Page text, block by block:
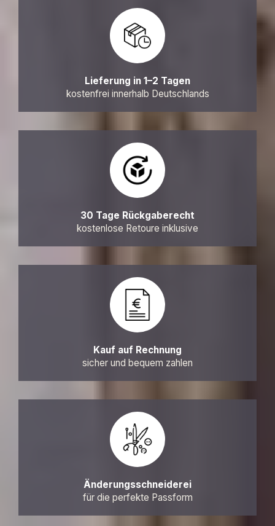
Lieferung in 1–2 Tagen
kostenfrei innerhalb Deutschlands
30 Tage Rückgaberecht
kostenlose Retoure inklusive
Kauf auf Rechnung
sicher und bequem zahlen
Änderungsschneiderei
für die perfekte Passform